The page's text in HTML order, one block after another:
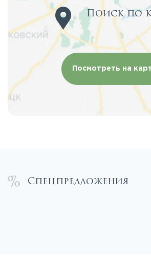
Поиск по
Посмотреть на
Спецпредложения